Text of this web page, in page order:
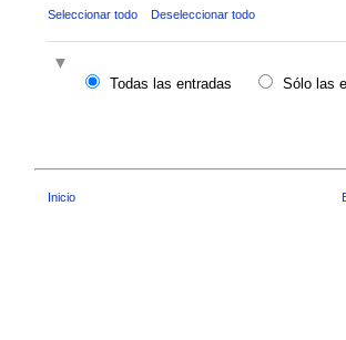
Seleccionar todo Deseleccionar todo
Todas las entradas
Sólo las
Inicio